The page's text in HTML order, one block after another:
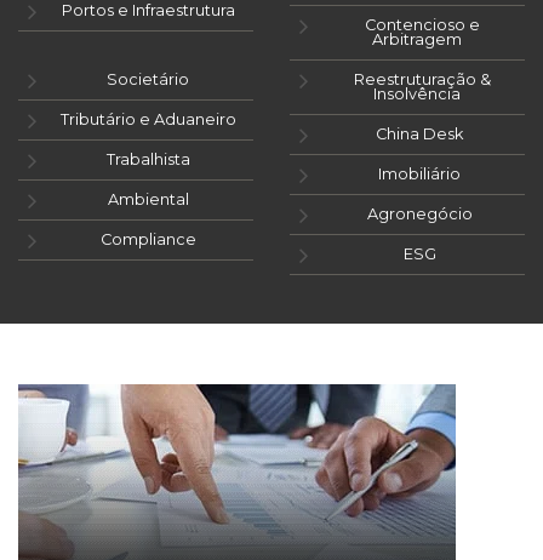
Portos e Infraestrutura
Contencioso e
Arbitragem
Societário
Tributário e Aduaneiro
Trabalhista
Ambiental
Compliance
Reestruturação &
Insolvência
China Desk
Imobiliário
Agronegócio
ESG